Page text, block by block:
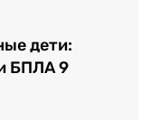
дети:
БПЛА 9